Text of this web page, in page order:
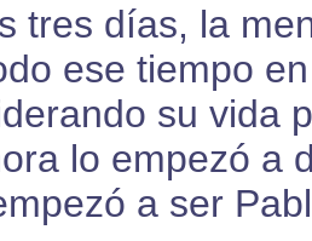
tres días, la
ese tiempo
su vida
lo empezó a
a ser